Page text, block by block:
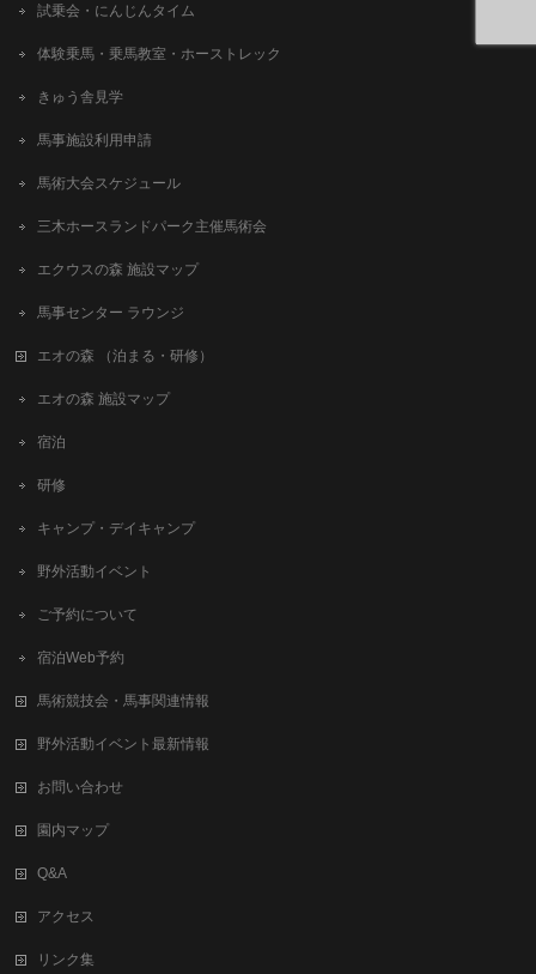
試乗会・にんじんタイム
体験乗馬・乗馬教室・ホーストレック
きゅう舎見学
馬事施設利用申請
馬術大会スケジュール
三木ホースランドパーク主催馬術会
エクウスの森 施設マップ
馬事センター ラウンジ
エオの森 （泊まる・研修）
エオの森 施設マップ
宿泊
研修
キャンプ・デイキャンプ
野外活動イベント
ご予約について
宿泊Web予約
馬術競技会・馬事関連情報
野外活動イベント最新情報
お問い合わせ
園内マップ
Q&A
アクセス
リンク集